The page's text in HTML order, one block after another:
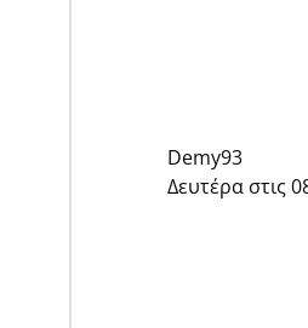
Demy93
Δευτέρα στις